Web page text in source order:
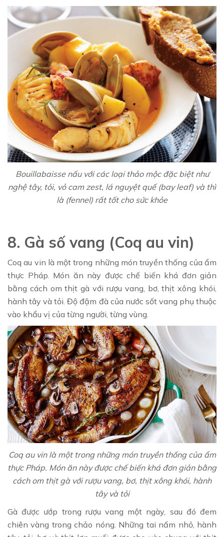
Bouillabaisse nấu với các loại thảo mộc đặc biệt như
nghệ tây, tỏi, vỏ cam zest, lá nguyệt quế (bay leaf) và thì
là (fennel) rất tốt cho sức khỏe
8. Gà số vang (Coq au vin)
Coq au vin là một trong những món truyền thống của ẩm
thực Pháp. Món ăn này được chế biến khá đơn giản
bằng cách om thịt gà với rượu vang, bơ, thịt xông khói,
hành tây và tỏi. Độ đậm đà của nước sốt vang phụ thuộc
vào khẩu vị của từng người, từng vùng.
Coq au vin là một trong những món truyền thống của ẩm
thực Pháp. Món ăn này được chế biến khá đơn giản bằng
cách om thịt gà với rượu vang, bơ, thịt xông khói, hành
tây và tỏi
Gà được ướp trong rượu vang một ngày, sau đó đem
chiên vàng trong chảo nóng. Những tai nấm nhỏ, hành